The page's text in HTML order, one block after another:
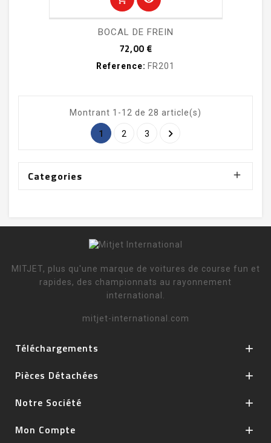
BOCAL DE FREIN
72,00 €Prix
Reference: FR201
Montrant 1-12 de 28 article(s)
1 2 3 
Categories 
MITJET, plus qu'une marque de voitures de course fun et
rapides, des championnats au rayonnement
international.
mitjet-international.com
Téléchargements 
Pièces Détachées 
Notre Société 
Mon Compte 